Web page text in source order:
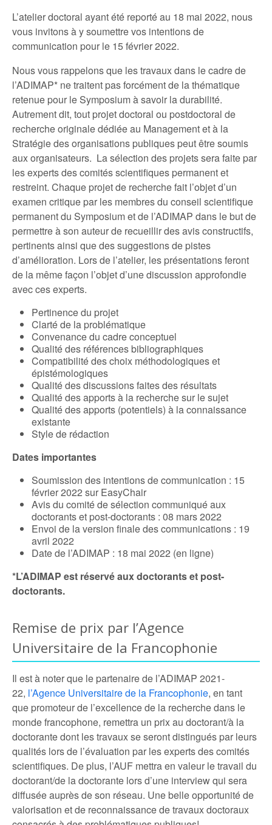
L’atelier doctoral ayant été reporté au 18 mai 2022, nous
vous invitons à y soumettre vos intentions de
communication pour le 15 février 2022.
Nous vous rappelons que les travaux dans le cadre de
l’ADIMAP* ne traitent pas forcément de la thématique
retenue pour le Symposium à savoir la durabilité.
Autrement dit, tout projet doctoral ou postdoctoral de
recherche originale dédiée au Management et à la
Stratégie des organisations publiques peut être soumis
aux organisateurs. La sélection des projets sera faite par
les experts des comités scientifiques permanent et
restreint. Chaque projet de recherche fait l’objet d’un
examen critique par les membres du conseil scientifique
permanent du Symposium et de l’ADIMAP dans le but de
permettre à son auteur de recueillir des avis constructifs,
pertinents ainsi que des suggestions de pistes
d’amélioration. Lors de l’atelier, les présentations feront
de la même façon l’objet d’une discussion approfondie
avec ces experts.
Pertinence du projet
Clarté de la problématique
Convenance du cadre conceptuel
Qualité des références bibliographiques
Compatibilité des choix méthodologiques et
épistémologiques
Qualité des discussions faites des résultats
Qualité des apports à la recherche sur le sujet
Qualité des apports (potentiels) à la connaissance
existante
Style de rédaction
Dates importantes
Soumission des intentions de communication : 15
février 2022 sur EasyChair
Avis du comité de sélection communiqué aux
doctorants et post-doctorants : 08 mars 2022
Envoi de la version finale des communications : 19
avril 2022
Date de l’ADIMAP : 18 mai 2022 (en ligne)
*L’ADIMAP est réservé aux doctorants et post-
doctorants.
Remise de prix par l’Agence
Universitaire de la Francophonie
Il est à noter que le partenaire de l’ADIMAP 2021-
22, l’Agence Universitaire de la Francophonie, en tant
que promoteur de l’excellence de la recherche dans le
monde francophone, remettra un prix au doctorant/à la
doctorante dont les travaux se seront distingués par leurs
qualités lors de l’évaluation par les experts des comités
scientifiques. De plus, l’AUF mettra en valeur le travail du
doctorant/de la doctorante lors d’une interview qui sera
diffusée auprès de son réseau. Une belle opportunité de
valorisation et de reconnaissance de travaux doctoraux